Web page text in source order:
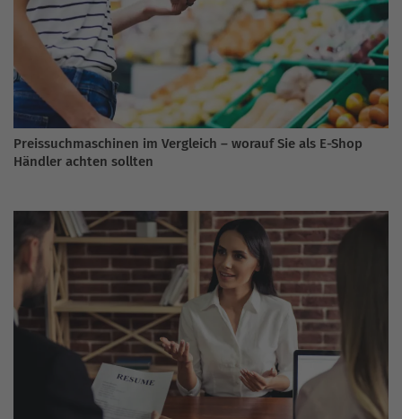
Preissuchmaschinen im Vergleich – worauf Sie als E-Shop
Händler achten sollten